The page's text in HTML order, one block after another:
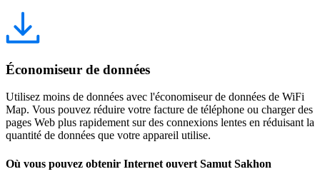
Économiseur de données
Utilisez moins de données avec l'économiseur de données de WiFi
Map. Vous pouvez réduire votre facture de téléphone ou charger des
pages Web plus rapidement sur des connexions lentes en réduisant la
quantité de données que votre appareil utilise.
Où vous pouvez obtenir Internet ouvert Samut Sakhon